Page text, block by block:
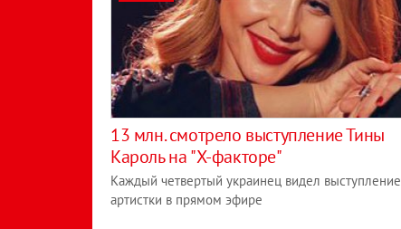
13 млн. смотрело выступление Тины
Кароль на "Х-факторе"
Каждый четвертый украинец видел выступлени­е
артистки в прямом эфире